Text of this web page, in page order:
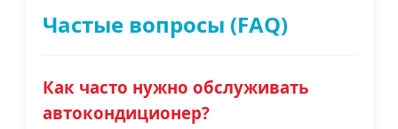
Частые вопросы (FAQ)
Как часто нужно обслуживать
автокондиционер?